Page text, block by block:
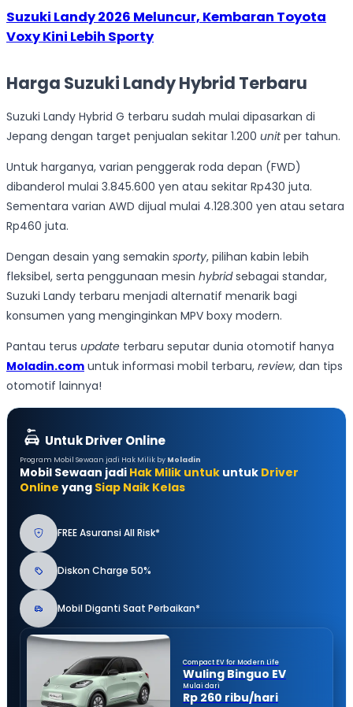
Suzuki Landy 2026 Meluncur, Kembaran Toyota
Voxy Kini Lebih Sporty
Harga Suzuki Landy Hybrid Terbaru
Suzuki Landy Hybrid G terbaru sudah mulai dipasarkan di
Jepang dengan target penjualan sekitar 1.200 unitper tahun.
Untuk harganya, varian penggerak roda depan (FWD)
dibanderol mulai 3.845.600 yen atau sekitar Rp430 juta.
Sementara varian AWD dijual mulai 4.128.300 yen atau setara
Rp460 juta.
Dengan desain yang semakin sporty, pilihan kabin lebih
fleksibel, serta penggunaan mesin hybridsebagai standar,
Suzuki Landy terbaru menjadi alternatif menarik bagi
konsumen yang menginginkan MPV boxy modern.
Pantau terus update terbaru seputar dunia otomotif hanya
Moladin.com untuk informasi mobil terbaru, review, dan tips
otomotif lainnya!
Untuk Driver Online
Program Mobil Sewaan jadi Hak Milik by Moladin
Mobil Sewaan jadi Hak Milik untuk untuk Driver
Online yang Siap Naik Kelas
FREE Asuransi All Risk*
Diskon Charge 50%
Mobil Diganti Saat Perbaikan*
Compact EV for Modern Life
Wuling Binguo EV
Mulai dari
Rp 260 ribu/hari